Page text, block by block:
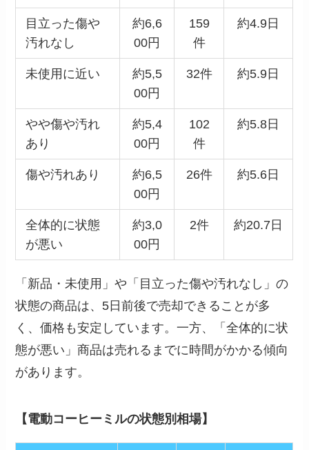
目立った傷や
汚れなし
約6,6
00円
159
件
約4.9日
未使用に近い
約5,5
00円
32件 約5.9日
やや傷や汚れ
あり
約5,4
00円
102
件
約5.8日
傷や汚れあり
約6,5
00円
26件 約5.6日
全体的に状態
が悪い
約3,0
00円
2件 約20.7日
「新品・未使用」や「目立った傷や汚れなし」の
状態の商品は、5日前後で売却できることが多
く、価格も安定しています。一方、「全体的に状
態が悪い」商品は売れるまでに時間がかかる傾向
があります。
【電動コーヒーミルの状態別相場】